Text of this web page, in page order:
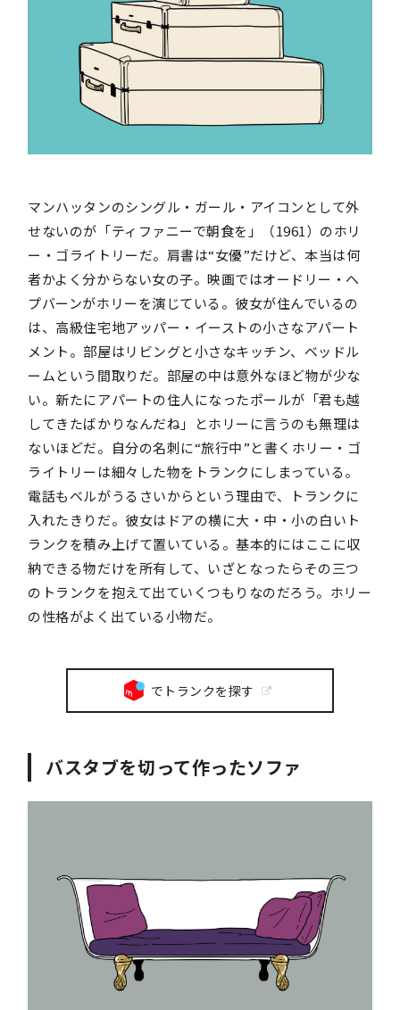
マンハッタンのシングル・ガール・アイコンとして外
せないのが「ティファニーで朝食を」（1961）のホリ
ー・ゴライトリーだ。肩書は“女優”だけど、本当は何
者かよく分からない女の子。映画ではオードリー・ヘ
プバーンがホリーを演じている。彼女が住んでいるの
は、高級住宅地アッパー・イーストの小さなアパート
メント。部屋はリビングと小さなキッチン、ベッドル
ームという間取りだ。部屋の中は意外なほど物が少な
い。新たにアパートの住人になったポールが「君も越
してきたばかりなんだね」とホリーに言うのも無理は
ないほどだ。自分の名刺に“旅行中”と書くホリー・ゴ
ライトリーは細々した物をトランクにしまっている。
電話もベルがうるさいからという理由で、トランクに
入れたきりだ。彼女はドアの横に大・中・小の白いト
ランクを積み上げて置いている。基本的にはここに収
納できる物だけを所有して、いざとなったらその三つ
のトランクを抱えて出ていくつもりなのだろう。ホリー
の性格がよく出ている小物だ。
でトランクを探す
バスタブを切って作ったソファ